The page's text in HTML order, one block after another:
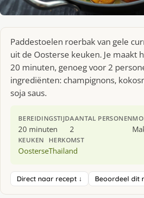
Paddestoelen roerbak van gele
uit de Oosterse keuken. Je maakt
20 minuten, genoeg voor 2
ingrediënten: champignons,
soja saus.
BEREIDINGSTIJD
20 minuten
AANTAL PERSONEN
2
KEUKEN
Oosterse
HERKOMST
Thailand
Direct naar recept ↓ Beoordeel dit